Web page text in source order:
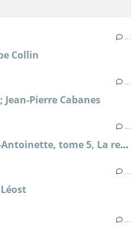
Collin
Pierre Cabanes
Au service secret de Marie-Antoinette, tome 5, La reine se confine ; Frédéric Lenormand